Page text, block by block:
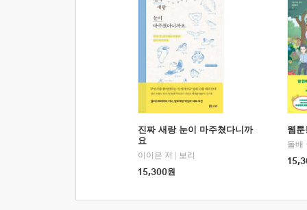
진짜 새랑 눈이 마주쳤다니까
요
이이은 저
보리
15,300원
웹
돌배